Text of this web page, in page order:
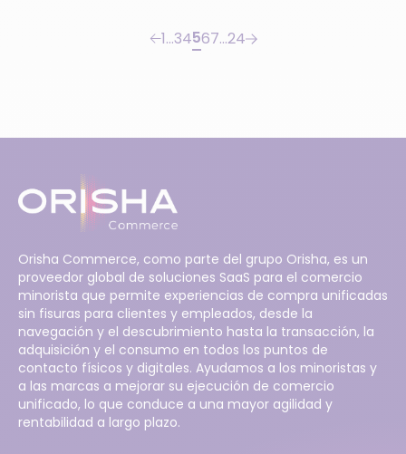
1…34567…24
Orisha Commerce, como parte del grupo Orisha, es un
proveedor global de soluciones SaaS para el comercio
minorista que permite experiencias de compra unificadas
sin fisuras para clientes y empleados, desde la
navegación y el descubrimiento hasta la transacción, la
adquisición y el consumo en todos los puntos de
contacto físicos y digitales. Ayudamos a los minoristas y
a las marcas a mejorar su ejecución de comercio
unificado, lo que conduce a una mayor agilidad y
rentabilidad a largo plazo.